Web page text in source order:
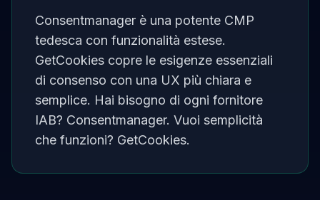
Consentmanager è una potente CMP
tedesca con funzionalità estese.
GetCookies copre le esigenze essenziali
di consenso con una UX più chiara e
semplice. Hai bisogno di ogni fornitore
IAB? Consentmanager. Vuoi semplicità
che funzioni? GetCookies.